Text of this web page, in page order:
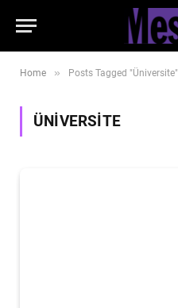
Home » Posts Tagged "Üniversite"
ÜNIVERSITE